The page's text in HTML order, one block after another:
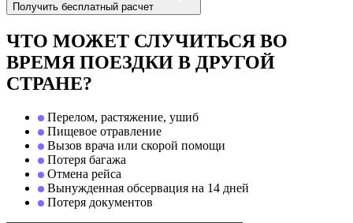
Получить бесплатный расчет
ЧТО МОЖЕТ СЛУЧИТЬСЯ ВО
ВРЕМЯ ПОЕЗДКИ В ДРУГОЙ
СТРАНЕ?
Перелом, растяжение, ушиб
Пищевое отравление
Вызов врача или скорой помощи
Потеря багажа
Отмена рейса
Вынужденная обсервация на 14 дней
Потеря документов